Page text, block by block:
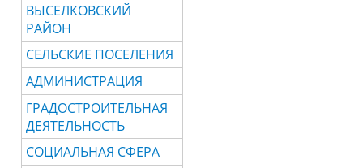
ВЫСЕЛКОВСКИЙ
РАЙОН
СЕЛЬСКИЕ ПОСЕЛЕНИЯ
АДМИНИСТРАЦИЯ
ГРАДОСТРОИТЕЛЬНАЯ
ДЕЯТЕЛЬНОСТЬ
СОЦИАЛЬНАЯ СФЕРА